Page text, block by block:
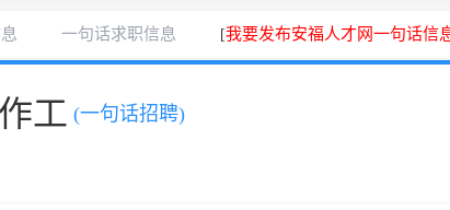
一句话求职信息 [我要发布安福人才网一句话信
工 (一句话招聘)